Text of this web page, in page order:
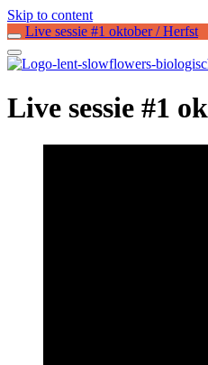
Skip to content
Live sessie #1 oktober / Herfst
Live sessie #1